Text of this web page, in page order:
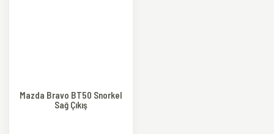
Mazda Bravo BT50 Snorkel
Sağ Çıkış